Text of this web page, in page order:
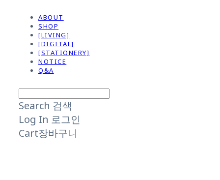
ABOUT
SHOP
[LIVING]
[DIGITAL]
[STATIONERY]
NOTICE
Q&A
Search 검색
Log In 로그인
Cart장바구니